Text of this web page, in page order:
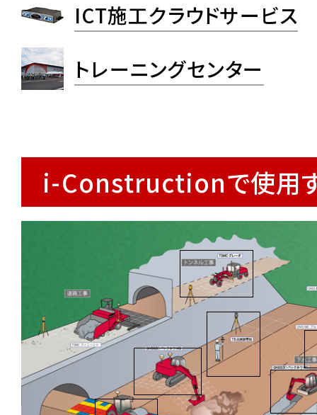
ICT施工クラウドサービス
トレーニングセンター
i-Constructionで使用